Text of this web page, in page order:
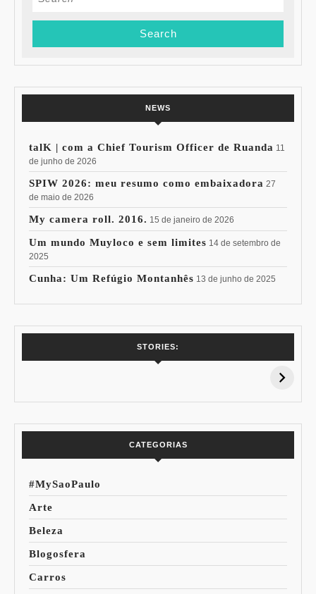
NEWS
talK | com a Chief Tourism Officer de Ruanda 11
de junho de 2026
SPIW 2026: meu resumo como embaixadora 27
de maio de 2026
My camera roll. 2016. 15 de janeiro de 2026
Um mundo Muyloco e sem limites 14 de setembro de
2025
Cunha: Um Refúgio Montanhês 13 de junho de 2025
STORIES:
15% de
Pessoal: Os
CATEGORIAS
#MySaoPaulo
Arte
Beleza
Blogosfera
Carros